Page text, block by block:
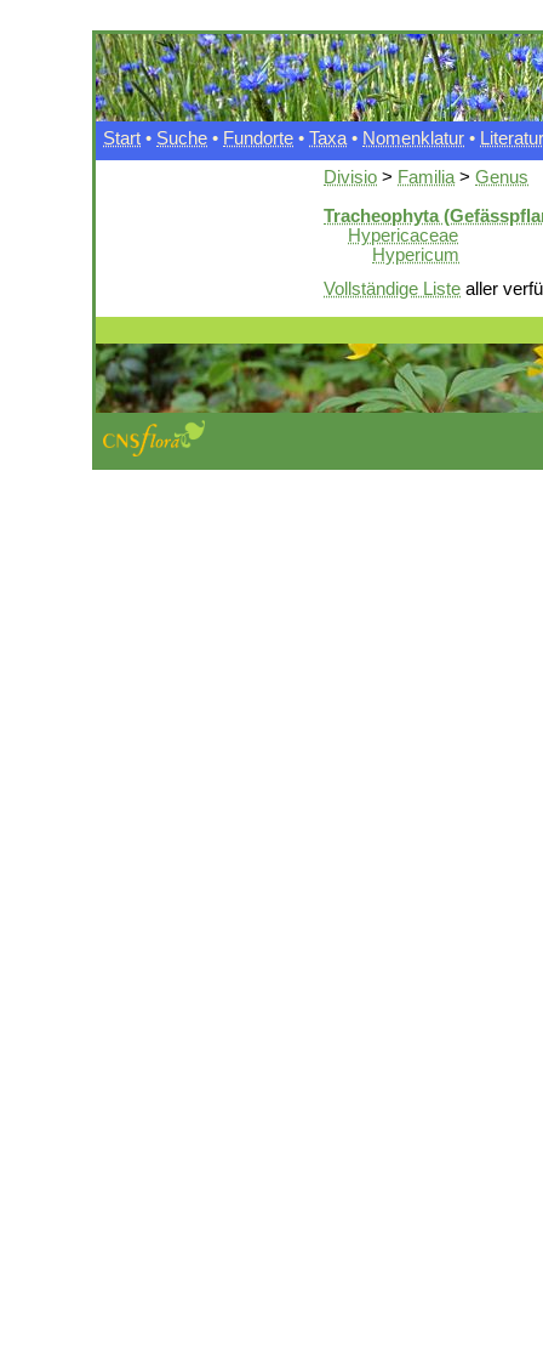
Start • Suche • Fundorte • Taxa • Nomenklatur • Literatur
Divisio > Familia > Genus
Tracheophyta
Hypericaceae
Hypericum
Vollständige Liste aller